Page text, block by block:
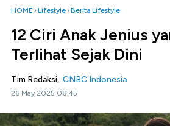
HOME Lifestyle Berita Lifestyle
12 Ciri Anak Jenius
Terlihat Sejak Dini
Tim Redaksi, CNBC Indonesia
26 May 2025 08:45